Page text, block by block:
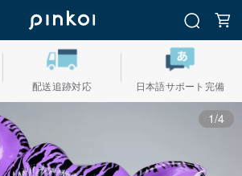
配送追跡対応 日本語サポート完備
1/4